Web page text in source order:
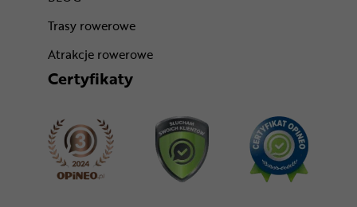
Trasy rowerowe
Atrakcje rowerowe
Certyfikaty